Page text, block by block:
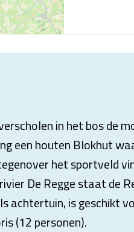
in het bos de
een houten Blokhut
het sportveld
De Regge staat de
achtertuin, is geschikt
(12 personen).